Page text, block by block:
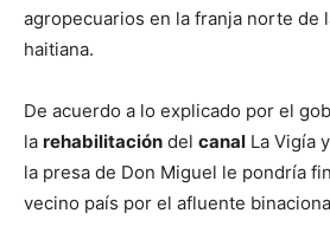
agropecuarios en la franja norte de
haitiana.
De acuerdo a lo explicado por el
la rehabilitación del canal La Vigía
la presa de Don Miguel le pondría
vecino país por el afluente